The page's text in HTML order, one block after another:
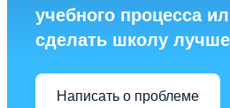
учебного процесса
сделать школу
Написать о проблеме